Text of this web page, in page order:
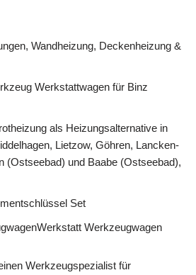
Wandheizung, Deckenheizung &
Werkstattwagen für Binz
als Heizungsalternative in
Lietzow, Göhren, Lancken-
(Ostseebad) und Baabe (Ostseebad),
Set
Werkzeugwagen
Werkzeugspezialist für